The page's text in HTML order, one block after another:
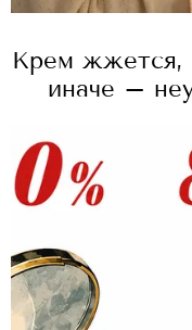
Крем жжется,
иначе –